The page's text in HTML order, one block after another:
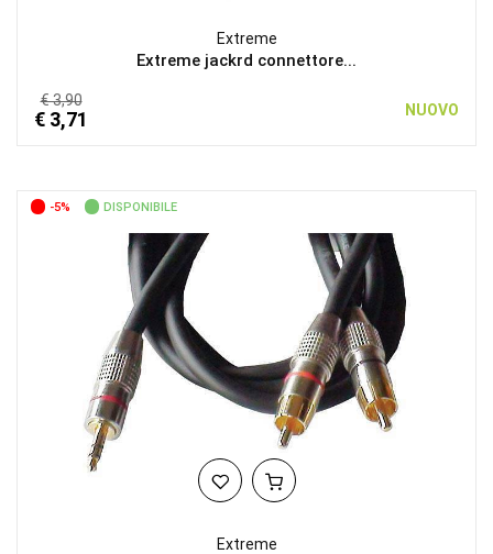
Extreme
Extreme jackrd connettore...
€ 3,90
€ 3,71 NUOVO
-5% DISPONIBILE
Extreme